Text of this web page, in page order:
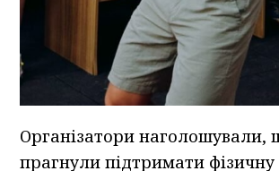
Організатори наголошували,
прагнули підтримати